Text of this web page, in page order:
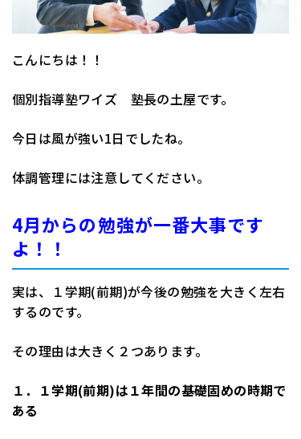
こんにちは！！
個別指導塾ワイズ 塾長の土屋です。
今日は風が強い1日でしたね。
体調管理には注意してください。
4月からの勉強が一番大事です
よ！！
実は、１学期(前期)が今後の勉強を大きく左右
するのです。
その理由は大きく２つあります。
１．１学期(前期)は１年間の基礎固めの時期で
ある